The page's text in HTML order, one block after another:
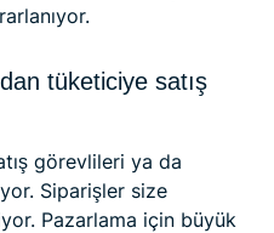
tüketiciye satış
görevlileri ya da
Siparişler size
Pazarlama için büyük